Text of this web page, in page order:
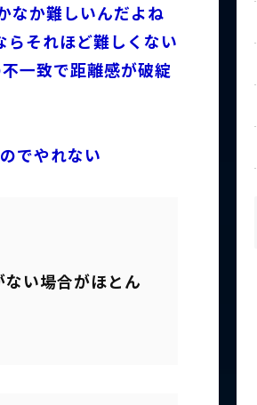
なか難しいんだよね
それほど難しくない
一致で距離感が破綻
でやれない
い場合がほとん